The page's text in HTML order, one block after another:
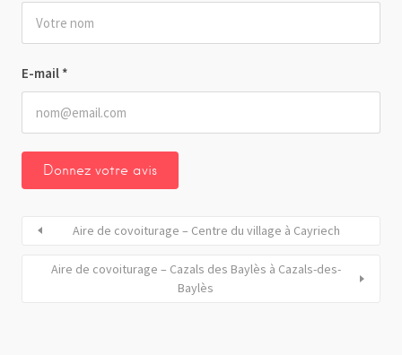
E-mail *
Aire de covoiturage – Centre du village à Cayriech
Aire de covoiturage – Cazals des Baylès à Cazals-des-
Baylès